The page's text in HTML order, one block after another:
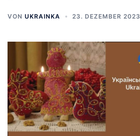
VON UKRAINKA 23. DEZEMBER 2023